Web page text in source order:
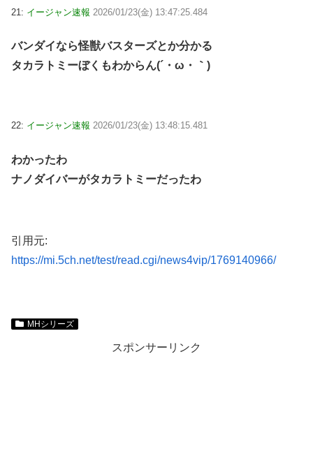
21: イージャン速報 2026/01/23(金) 13:47:25.484
バンダイなら怪獣バスターズとか分かる
タカラトミーぼくもわからん(´・ω・｀)
22: イージャン速報 2026/01/23(金) 13:48:15.481
わかったわ
ナノダイバーがタカラトミーだったわ
引用元:
https://mi.5ch.net/test/read.cgi/news4vip/1769140966/
MHシリーズ
スポンサーリンク